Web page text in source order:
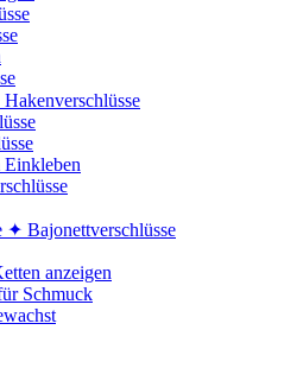
Einkleben
✦ Bajonettverschlüsse
anzeigen
Schmuck